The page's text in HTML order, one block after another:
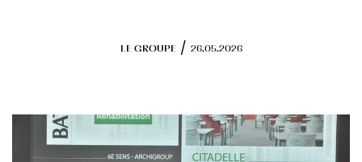
Actions engagées
LE GROUPE / 26.05.2026